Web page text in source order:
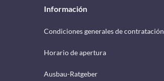
Información
Condiciones generales de contratación
Horario de apertura
Ausbau-Ratgeber